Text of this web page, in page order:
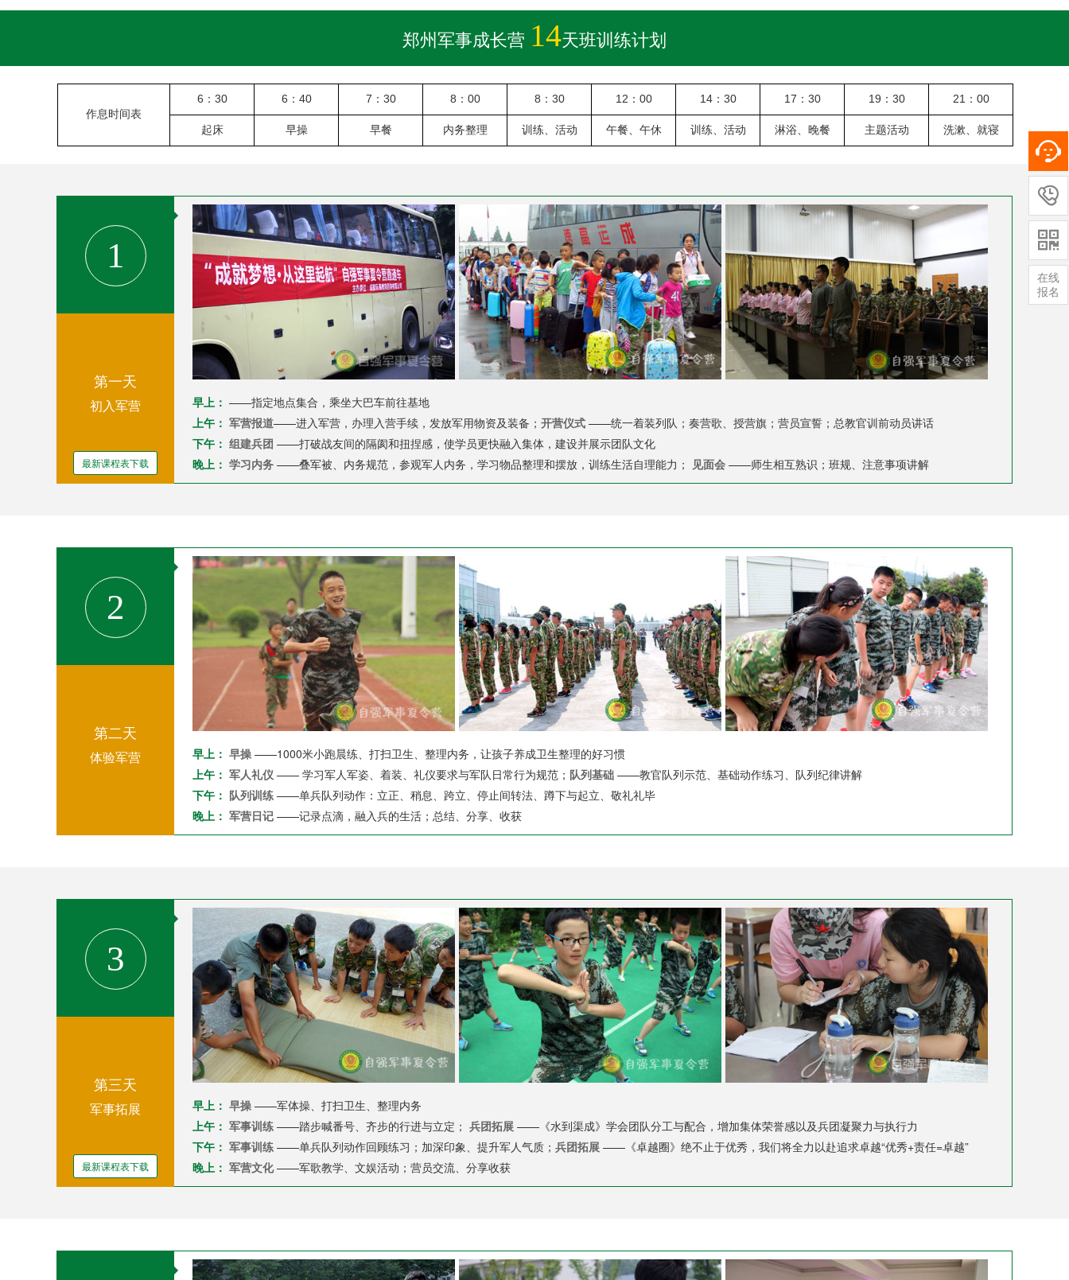
郑州军事成长营 14天班训练计划
作息时间表
6：30 6：40 7：30 8：00 8：30 12：00 14：30 17：30 19：30 21：00
起床 早操 早餐 内务整理 训练、活动 午餐、午休 训练、活动 淋浴、晚餐 主题活动 洗漱、就寝
1
第一天
初入军营
最新课程表下载
早上： ——指定地点集合，乘坐大巴车前往基地
上午： 军营报道——进入军营，办理入营手续，发放军用物资及装备； 开营仪式 ——统一着装列队；奏营歌、授营旗；营员宣誓；总教官训前动员讲话
下午： 组建兵团 ——打破战友间的隔阂和扭捏感，使学员更快融入集体，建设并展示团队文化
晚上： 学习内务 ——叠军被、内务规范，参观军人内务，学习物品整理和摆放，训练生活自理能力； 见面会 ——师生相互熟识；班规、注意事项讲解
2
第二天
体验军营 早上： 早操 ——1000米小跑晨练、打扫卫生、整理内务，让孩子养成卫生整理的好习惯
上午： 军人礼仪 —— 学习军人军姿、着装、礼仪要求与军队日常行为规范； 队列基础 ——教官队列示范、基础动作练习、队列纪律讲解
下午： 队列训练 ——单兵队列动作：立正、稍息、跨立、停止间转法、蹲下与起立、敬礼礼毕
晚上： 军营日记 ——记录点滴，融入兵的生活；总结、分享、收获
3
第三天
军事拓展
最新课程表下载
早上： 早操 ——军体操、打扫卫生、整理内务
上午： 军事训练 ——踏步喊番号、齐步的行进与立定； 兵团拓展 ——《水到渠成》学会团队分工与配合，增加集体荣誉感以及兵团凝聚力与执行力
下午： 军事训练 ——单兵队列动作回顾练习；加深印象、提升军人气质； 兵团拓展 ——《卓越圈》绝不止于优秀，我们将全力以赴追求卓越“优秀+责任=卓越”
晚上： 军营文化——军歌教学、文娱活动；营员交流、分享收获


在线
报名